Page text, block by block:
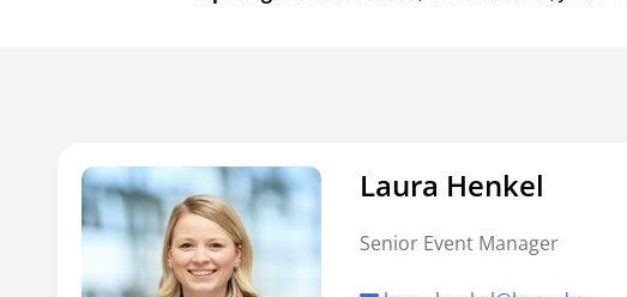
Laura Henkel
Senior Event Manager